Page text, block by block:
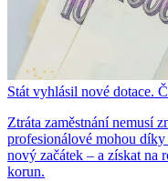
Stát vyhlásil nové dotace.
Ztráta zaměstnání nemusí
profesionálové mohou
nový začátek – a získat na
korun.